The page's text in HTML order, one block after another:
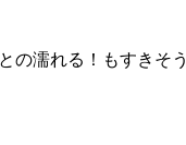
の濡れる！もすきそう